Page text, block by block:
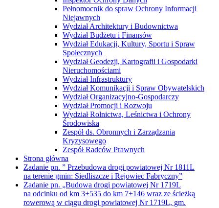
Pełnomocnik do spraw Ochrony Informacji
Niejawnych
Wydział Architektury i Budownictwa
Wydział Budżetu i Finansów
Wydział Edukacji, Kultury, Sportu i Spraw
Społecznych
Wydział Geodezji, Kartografii i Gospodarki
Nieruchomościami
Wydział Infrastruktury
Wydział Komunikacji i Spraw Obywatelskich
Wydział Organizacyjno-Gospodarczy
Wydział Promocji i Rozwoju
Wydział Rolnictwa, Leśnictwa i Ochrony
Środowiska
Zespół ds. Obronnych i Zarządzania
Kryzysowego
Zespół Radców Prawnych
Strona główna
Zadanie pn. ” Przebudowa drogi powiatowej Nr 1811L
na terenie gmin: Siedliszcze i Rejowiec Fabryczny”
Zadanie pn. „Budowa drogi powiatowej Nr 1719L
na odcinku od km 3+535 do km 7+146 wraz ze ścieżką
rowerową w ciągu drogi powiatowej Nr 1719L, gm.